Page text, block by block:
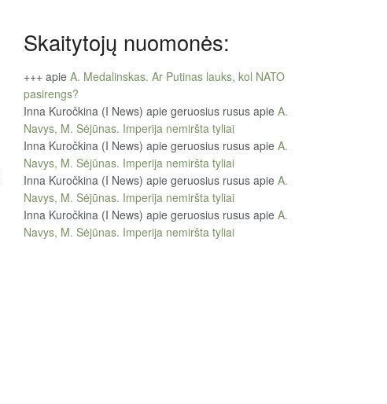
Skaitytojų nuomonės:
+++ apie A. Medalinskas. Ar Putinas lauks, kol NATO
pasirengs?
Inna Kuročkina (I News) apie geruosius rusus apie A.
Navys, M. Sėjūnas. Imperija nemiršta tyliai
Inna Kuročkina (I News) apie geruosius rusus apie A.
Navys, M. Sėjūnas. Imperija nemiršta tyliai
Inna Kuročkina (I News) apie geruosius rusus apie A.
Navys, M. Sėjūnas. Imperija nemiršta tyliai
Inna Kuročkina (I News) apie geruosius rusus apie A.
Navys, M. Sėjūnas. Imperija nemiršta tyliai